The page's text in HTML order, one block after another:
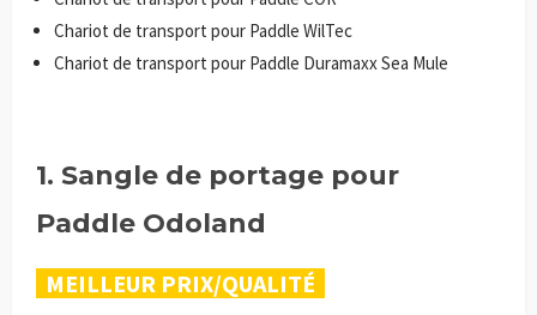
Chariot de transport pour Paddle WilTec
Chariot de transport pour Paddle Duramaxx Sea Mule
1. Sangle de portage pour
Paddle Odoland
MEILLEUR PRIX/QUALITÉ